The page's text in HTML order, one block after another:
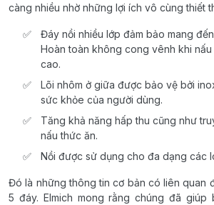
càng nhiều nhờ những lợi ích vô cùng thiết
Đáy nồi nhiều lớp đảm bảo mang
Hoàn toàn không cong vênh khi
cao.
Lõi nhôm ở giữa được bảo vệ bởi
sức khỏe của người dùng.
Tăng khả năng hấp thu cũng như
nấu thức ăn.
Nồi được sử dụng cho đa dạng các
Đó là những thông tin cơ bản có liên quan
5 đáy. Elmich mong rằng chúng đã